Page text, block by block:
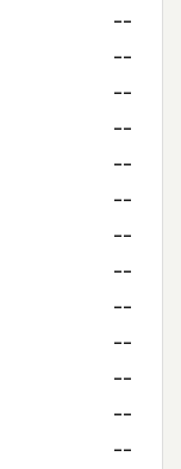
--
--
--
--
--
--
--
--
--
--
--
--
--